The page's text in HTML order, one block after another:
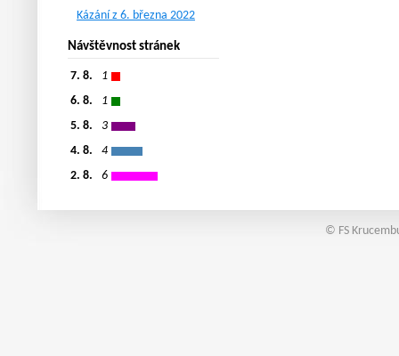
Kázání z 6. března 2022
Návštěvnost stránek
7. 8.
1
6. 8.
1
5. 8.
3
4. 8.
4
2. 8.
6
© FS